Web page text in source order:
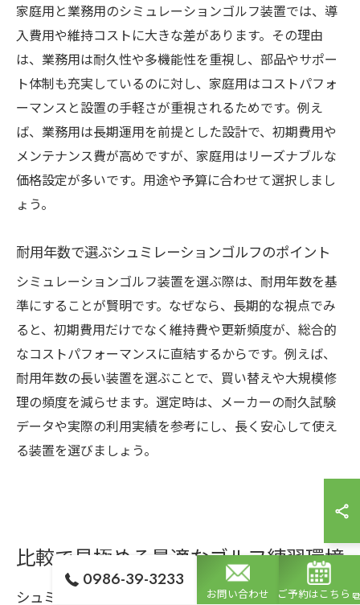
家庭用と業務用のシミュレーションゴルフ装置では、導
入費用や維持コストに大きな差があります。その理由
は、業務用は耐久性や多機能性を重視し、部品やサポー
ト体制も充実しているのに対し、家庭用はコストパフォ
ーマンスと設置の手軽さが重視されるためです。例え
ば、業務用は長期運用を前提とした設計で、初期費用や
メンテナンス費が高めですが、家庭用はリーズナブルな
価格設定が多いです。用途や予算に合わせて選択しまし
ょう。
耐用年数で選ぶシュミレーションゴルフのポイント
シミュレーションゴルフ装置を選ぶ際は、耐用年数を基
準にすることが賢明です。なぜなら、長期的な視点でみ
ると、初期費用だけでなく維持費や更新頻度が、総合的
なコストパフォーマンスに直結するからです。例えば、
耐用年数の長い装置を選ぶことで、買い替えや大規模修
理の頻度を減らせます。選定時は、メーカーの耐久試験
データや実際の利用実績を参考にし、長く安心して使え
る装置を選びましょう。
比較で見極める最適なゴルフ練習環境
シュミレーションゴルフ装置の比較ポイントを解説
0986-39-3233
お問い合わせ ご予約はこちら